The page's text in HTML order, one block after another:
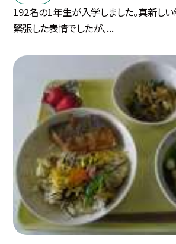
192名の1年生が入学しました。真新し
緊張した表情でしたが、...